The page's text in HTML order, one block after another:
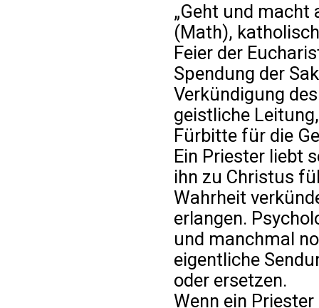
„Geht und macht
(Math),
Feier der
Spendung der
Verkündigung
geistliche Leitung,
Fürbitte für die
Ein Priester liebt
ihn zu Christus
Wahrheit
erlangen.
und manchmal
eigentliche
oder ersetzen.
Wenn ein